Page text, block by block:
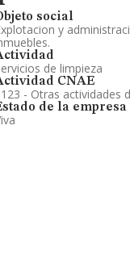
social
y
de limpieza
CNAE
- Otras actividades
de la empresa